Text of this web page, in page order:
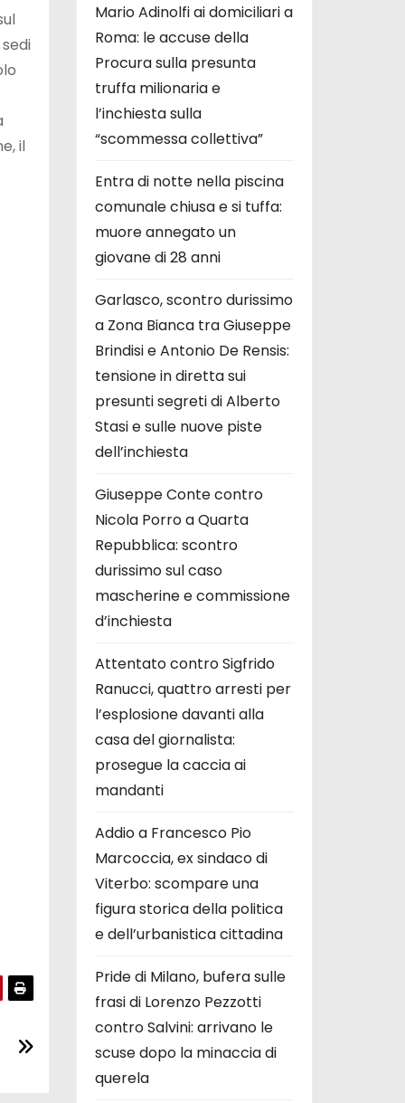
il
Mario Adinolfi ai domiciliari a
Roma: le accuse della
Procura sulla presunta
truffa milionaria e
l’inchiesta sulla
“scommessa collettiva”
Entra di notte nella piscina
comunale chiusa e si tuffa:
muore annegato un
giovane di 28 anni
Garlasco, scontro durissimo
a Zona Bianca tra Giuseppe
Brindisi e Antonio De Rensis:
tensione in diretta sui
presunti segreti di Alberto
Stasi e sulle nuove piste
dell’inchiesta
Giuseppe Conte contro
Nicola Porro a Quarta
Repubblica: scontro
durissimo sul caso
mascherine e commissione
d’inchiesta
Attentato contro Sigfrido
Ranucci, quattro arresti per
l’esplosione davanti alla
casa del giornalista:
prosegue la caccia ai
mandanti
Addio a Francesco Pio
Marcoccia, ex sindaco di
Viterbo: scompare una
figura storica della politica
e dell’urbanistica cittadina
Pride di Milano, bufera sulle
frasi di Lorenzo Pezzotti
contro Salvini: arrivano le
scuse dopo la minaccia di
querela